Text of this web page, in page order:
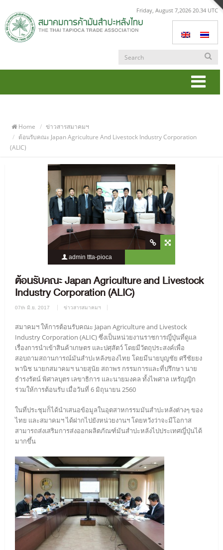
Friday, August 7,2026 20.34 UTC
Home
ข่าวสารสมาคมฯ
ต้อนรับคณะ Japan Agriculture And Livestock Industry Corporation
(ALIC)
admin ttta-pioca
ต้อนรับคณะ Japan Agriculture and Livestock
Industry Corporation (ALIC)
07th มิ.ย. 2017 ข่าวสารสมาคมฯ
สมาคมฯ ให้การต้อนรับคณะ Japan Agriculture and Livestock
Industry Corporation (ALIC) ซึ่งเป็นหน่วยงานราชการญี่ปุ่นที่ดูแล
เรื่องการนำเข้าสินค้าเกษตร และปศุสัตว์ โดยมีวัตถุประสงค์เพื่อ
สอบถามสถานการณ์มันสำปะหลังของไทย โดยมีนายบุญชัย ศรีชัยยง
พานิช นายกสมาคมฯ นายสุนัย สถาพร กรรมการและที่ปรึกษา นาย
ธำรงรัตน์ พิศาลบุตร เลขาธิการ และนายมงคล ทั้งไพศาล เหรัญญิก
ร่วมให้การต้อนรับ เมื่อวันที่ 6 มิถุนายน 2560
ในที่ประชุมก็ได้นำเสนอข้อมูลในอุตสาหกรรมมันสำปะหลังต่างๆ ของ
ไทย และสมาคมฯ ได้ฝากไปยังหน่วยงานฯ โดยหวังว่าจะมีโอกาส
สามารถส่งเสริมการส่งออกผลิตภัณฑ์มันสำปะหลังไปประเทศญี่ปุ่นได้
มากขึ้น